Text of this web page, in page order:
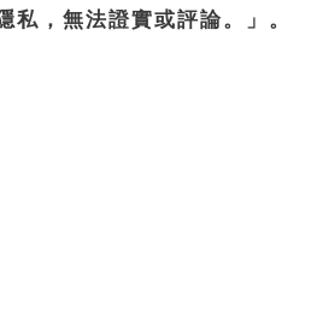
私，無法證實或評論。」。